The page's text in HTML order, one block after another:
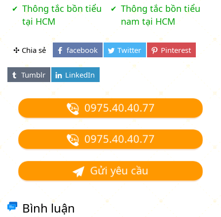
Thông tắc bồn tiểu
tại HCM
Thông tắc bồn tiểu
nam tại HCM
✣ Chia sẻ
0975.40.40.77
0975.40.40.77
Gửi yêu cầu
Bình luận